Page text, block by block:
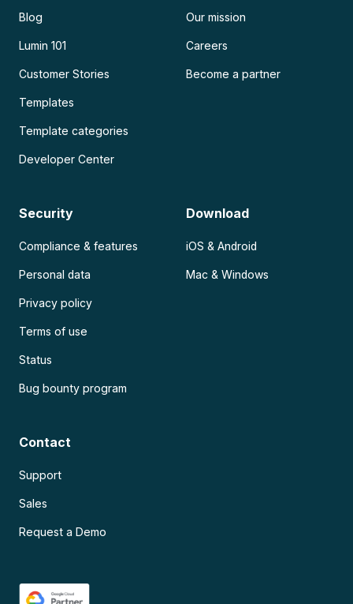
Blog
Lumin 101
Customer Stories
Templates
Template categories
Developer Center
Our mission
Careers
Become a partner
Security
Compliance & features
Personal data
Privacy policy
Terms of use
Status
Bug bounty program
Download
iOS & Android
Mac & Windows
Contact
Support
Sales
Request a Demo